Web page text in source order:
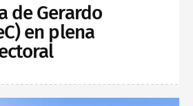
de Gerardo
en plena